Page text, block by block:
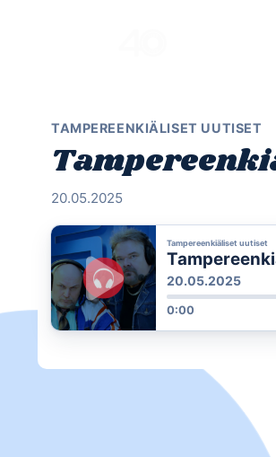
TAMPEREENKIÄLISET UUTISET
20.05.2025
Tampereenkiäliset uutiset
20.05.2025
0:00